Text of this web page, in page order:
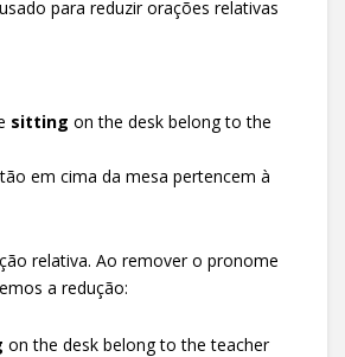
para reduzir orações relativas
sitting on the desk belong to the
em cima da mesa pertencem à
relativa. Ao remover o pronome
a redução:
on the desk belong to the teacher